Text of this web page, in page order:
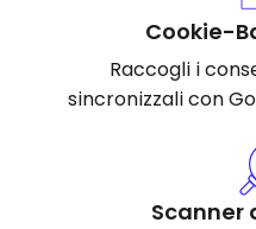
Cookie-
Raccogli i
sincronizzali con
Scanner